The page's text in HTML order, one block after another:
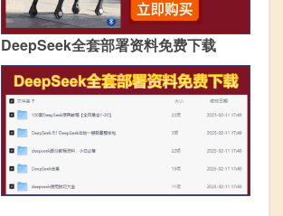
DeepSeek全套部署资料免费下载